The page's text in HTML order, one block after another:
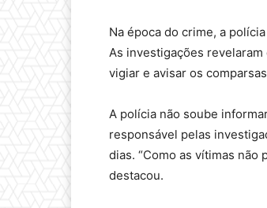
Na época do crime, a
As investigações
vigiar e avisar os
A polícia não soube
responsável pelas
dias. “Como as vítimas não
destacou.